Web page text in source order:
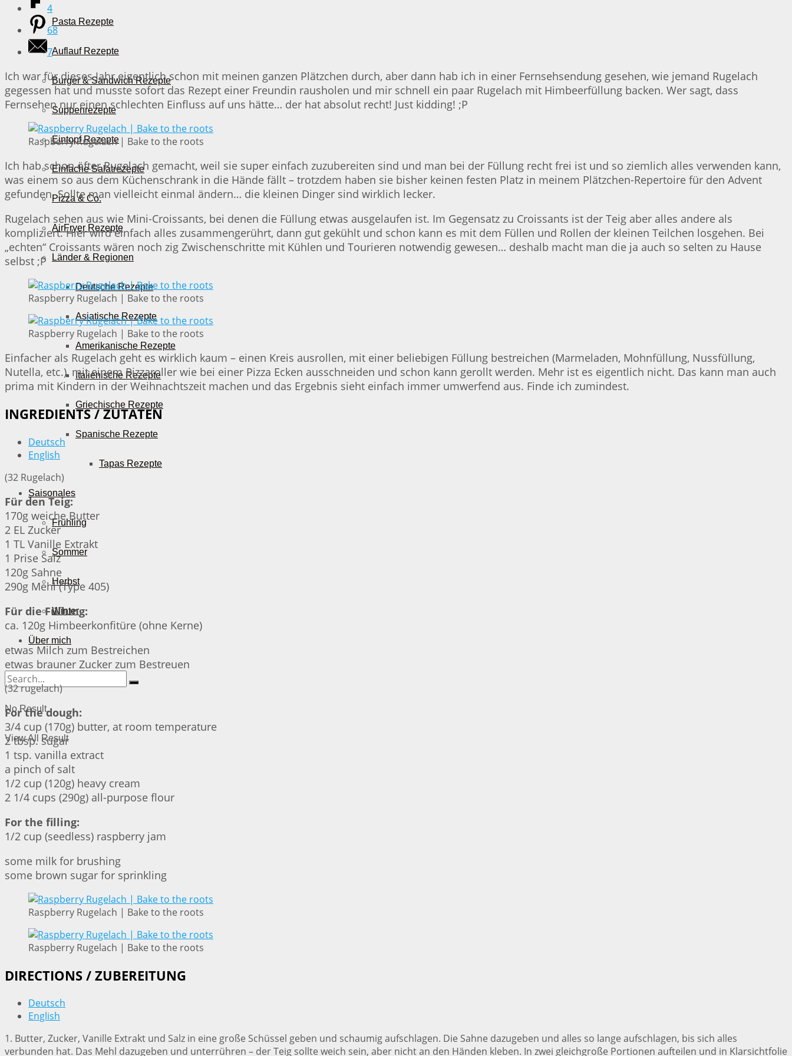
Pasta Rezepte
Auflauf Rezepte
Burger & Sandwich Rezepte
Suppenrezepte
Eintopf Rezepte
Einfache Salatrezepte
Pizza & Co.
AirFryer Rezepte
Länder & Regionen
Deutsche Rezepte
Asiatische Rezepte
Amerikanische Rezepte
Italienische Rezepte
Griechische Rezepte
Spanische Rezepte
Tapas Rezepte
Saisonales
Frühling
Sommer
Herbst
Winter
Über mich
No Result
View All Result
4
68
7
Ich war für dieses Jahr eigentlich schon mit meinen ganzen Plätzchen durch, aber dann hab ich in einer Fernsehsendung gesehen, wie jemand Rugelach
gegessen hat und musste sofort das Rezept einer Freundin rausholen und mir schnell ein paar Rugelach mit Himbeerfüllung backen. Wer sagt, dass
Fernsehen nur einen schlechten Einfluss auf uns hätte… der hat absolut recht! Just kidding! ;P
Raspberry Rugelach | Bake to the roots
Ich hab schon öfter Rugelach gemacht, weil sie super einfach zuzubereiten sind und man bei der Füllung recht frei ist und so ziemlich alles verwenden kann,
was einem so aus dem Küchenschrank in die Hände fällt – trotzdem haben sie bisher keinen festen Platz in meinem Plätzchen-Repertoire für den Advent
gefunden. Sollte man vielleicht einmal ändern… die kleinen Dinger sind wirklich lecker.
Rugelach sehen aus wie Mini-Croissants, bei denen die Füllung etwas ausgelaufen ist. Im Gegensatz zu Croissants ist der Teig aber alles andere als
kompliziert. Hier wird einfach alles zusammengerührt, dann gut gekühlt und schon kann es mit dem Füllen und Rollen der kleinen Teilchen losgehen. Bei
„echten“ Croissants wären noch zig Zwischenschritte mit Kühlen und Tourieren notwendig gewesen… deshalb macht man die ja auch so selten zu Hause
selbst ;P
Raspberry Rugelach | Bake to the roots
Raspberry Rugelach | Bake to the roots
Einfacher als Rugelach geht es wirklich kaum – einen Kreis ausrollen, mit einer beliebigen Füllung bestreichen (Marmeladen, Mohnfüllung, Nussfüllung,
Nutella, etc.), mit einem Pizzaroller wie bei einer Pizza Ecken ausschneiden und schon kann gerollt werden. Mehr ist es eigentlich nicht. Das kann man auch
prima mit Kindern in der Weihnachtszeit machen und das Ergebnis sieht einfach immer umwerfend aus. Finde ich zumindest.
INGREDIENTS / ZUTATEN
Deutsch
English
(32 Rugelach)
Für den Teig:
170g weiche Butter
2 EL Zucker
1 TL Vanille Extrakt
1 Prise Salz
120g Sahne
290g Mehl (Type 405)
Für die Füllung:
ca. 120g Himbeerkonfitüre (ohne Kerne)
etwas Milch zum Bestreichen
etwas brauner Zucker zum Bestreuen
(32 rugelach)
For the dough:
3/4 cup (170g) butter, at room temperature
2 tbsp. sugar
1 tsp. vanilla extract
a pinch of salt
1/2 cup (120g) heavy cream
2 1/4 cups (290g) all-purpose flour
For the filling:
1/2 cup (seedless) raspberry jam
some milk for brushing
some brown sugar for sprinkling
Raspberry Rugelach | Bake to the roots
Raspberry Rugelach | Bake to the roots
DIRECTIONS / ZUBEREITUNG
Deutsch
English
1. Butter, Zucker, Vanille Extrakt und Salz in eine große Schüssel geben und schaumig aufschlagen. Die Sahne dazugeben und alles so lange aufschlagen, bis sich alles
verbunden hat. Das Mehl dazugeben und unterrühren – der Teig sollte weich sein, aber nicht an den Händen kleben. In zwei gleichgroße Portionen aufteilen und in Klarsichtfolie